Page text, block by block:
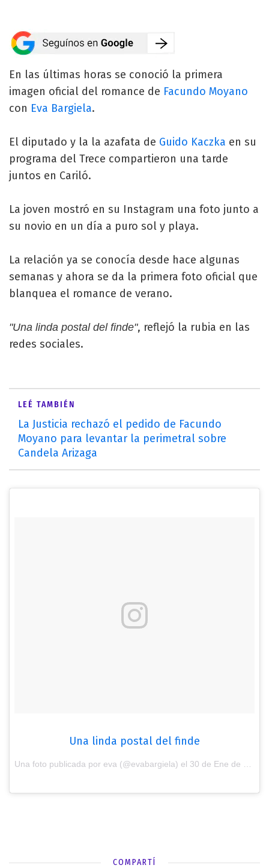
En las últimas horas se conoció la primera
imagen oficial del romance de Facundo Moyano
con Eva Bargiela.
El diputado y la la azafata de Guido Kaczka en su
programa del Trece compartieron una tarde
juntos en Cariló.
La joven mostró en su Instagram una foto junto a
su novio en un día a puro sol y playa.
La relación ya se conocía desde hace algunas
semanas y ahora se da la primera foto oficial que
blanquea el romance de verano.
"Una linda postal del finde", reflejó la rubia en las
redes sociales.
LEÉ TAMBIÉN
La Justicia rechazó el pedido de Facundo
Moyano para levantar la perimetral sobre
Candela Arizaga
Una linda postal del finde
Una foto publicada por eva (@evabargiela) el 30 de Ene de 2017 a la(s) 11:16 PST
COMPARTÍ